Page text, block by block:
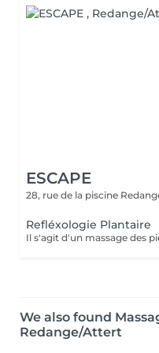
ESCAPE
28, rue de la piscine
Refléxologie Plantaire
We also found
Redange/Attert